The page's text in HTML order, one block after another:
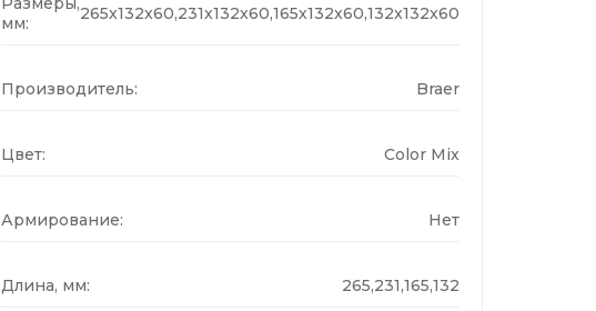
мм:
265x132x60,231x132x60,165x132x60,132x132x60
Производитель: Braer
Цвет: Color Mix
Армирование: Нет
Длина, мм: 265,231,165,132